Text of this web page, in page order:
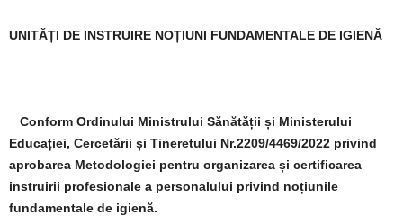
UNITĂȚI DE INSTRUIRE NOȚIUNI FUNDAMENTALE DE IGIENĂ
Conform Ordinului Ministrului Sănătății și Ministerului
Educației, Cercetării și Tineretului Nr.2209/4469/2022 privind
aprobarea Metodologiei pentru organizarea și certificarea
instruirii profesionale a personalului privind noțiunile
fundamentale de igienă.